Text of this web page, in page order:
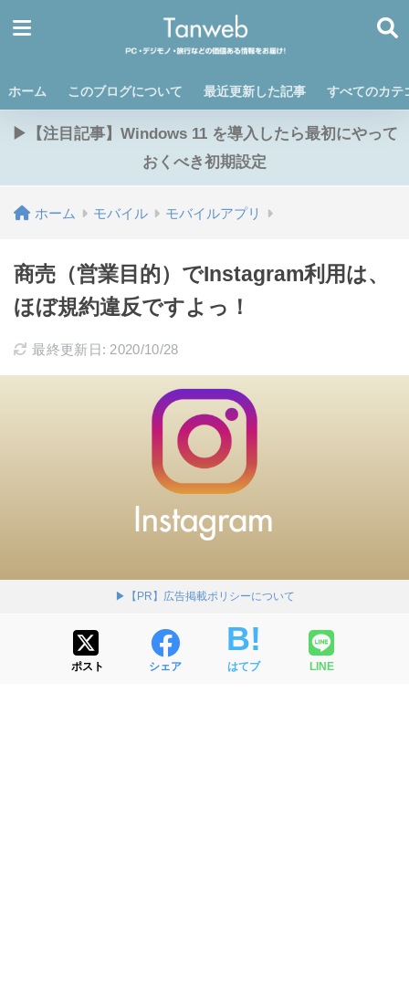
ホーム このブログについて 最近更新した記事 すべてのカテ
▶【注目記事】Windows 11 を導入したら最初にやって
おくべき初期設定
ホーム モバイル モバイルアプリ
商売（営業目的）でInstagram利用は、
ほぼ規約違反ですよっ！
最終更新日: 2020/10/28
▶【PR】広告掲載ポリシーについて
ポスト シェア はてブ LINE